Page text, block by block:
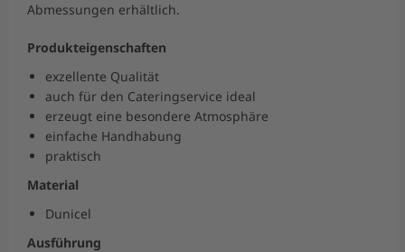
Abmessungen erhältlich.
Produkteigenschaften
exzellente Qualität
auch für den Cateringservice ideal
erzeugt eine besondere Atmosphäre
einfache Handhabung
praktisch
Material
Dunicel
Ausführung